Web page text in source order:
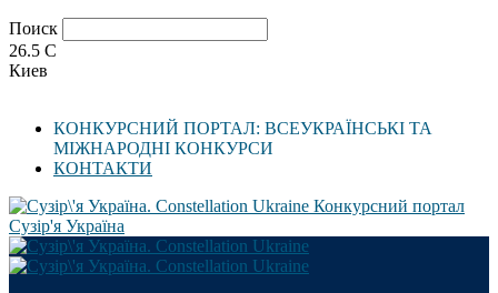
Поиск
26.5 C
Киев
КОНКУРСНИЙ ПОРТАЛ: ВСЕУКРАЇНСЬКІ ТА
МІЖНАРОДНІ КОНКУРСИ
КОНТАКТИ
Конкурсний портал
Сузір'я Україна